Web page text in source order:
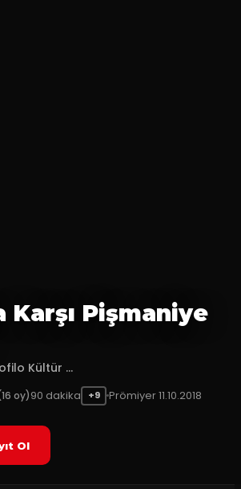
Karşı Pişmaniye
Kültür ...
16 oy)90 dakika +9 Prömiyer11.10.2018
Ol